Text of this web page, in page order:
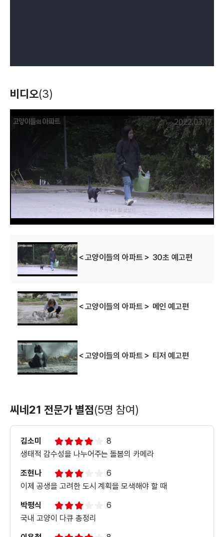
비디오(3)
h
w
n
＜고양이들의 아파트＞ 30초 예고편
＜고양이들의 아파트＞ 메인 예고편
＜고양이들의 아파트＞ 티저 예고편
씨네21 전문가 별점(5명 참여)
김소미
8
생태적 감수성을 나누어주는 돌봄의 카메라
조현나
6
이제 공생을 고려한 도시 계획을 모색해야 할 때
박평식
6
국내 고양이 다큐 총정리